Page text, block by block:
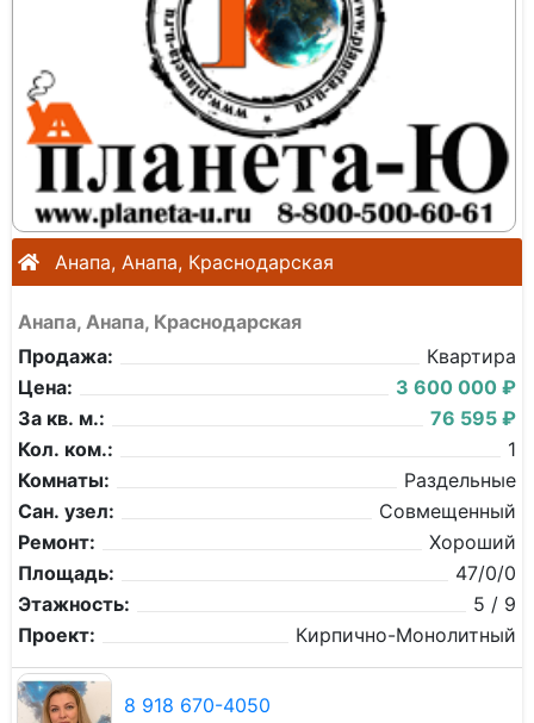
Анапа, Анапа, Краснодарская
Анапа, Анапа, Краснодарская
Продажа:
Квартира
Цена:
3 600 000 ₽
За кв. м.:
76 595 ₽
Кол. ком.:
1
Комнаты:
Раздельные
Сан. узел:
Совмещенный
Ремонт:
Хороший
Площадь:
47/0/0
Этажность:
5 / 9
Проект:
Кирпично-Монолитный
8 918 670-4050